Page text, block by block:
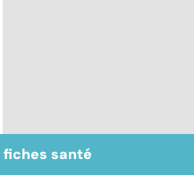
Médecine de
santé